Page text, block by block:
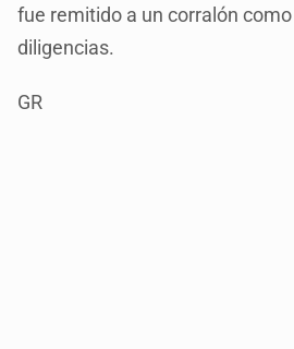
fue remitido a un corralón
diligencias.
GR